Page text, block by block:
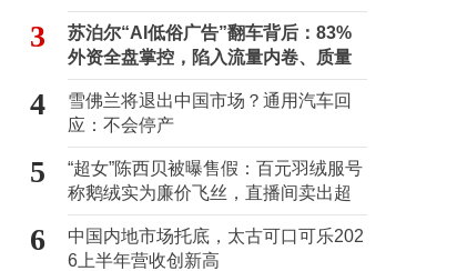
3
苏泊尔“AI低俗广告”翻车背后：83%
外资全盘掌控，陷入流量内卷、质量
频发的负循环
4
雪佛兰将退出中国市场？通用汽车回
应：不会停产
5
“超女”陈西贝被曝售假：百元羽绒服号
称鹅绒实为廉价飞丝，直播间卖出超
百万元
6
中国内地市场托底，太古可口可乐202
6上半年营收创新高